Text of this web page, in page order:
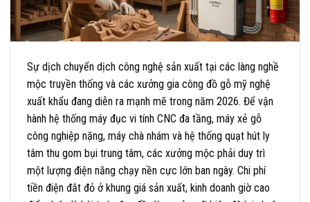
Sự dịch chuyển dịch công nghệ sản xuất tại các làng nghề
mộc truyền thống và các xưởng gia công đồ gỗ mỹ nghệ
xuất khẩu đang diễn ra mạnh mẽ trong năm 2026. Để vận
hành hệ thống máy đục vi tính CNC đa tầng, máy xẻ gỗ
công nghiệp nặng, máy chà nhám và hệ thống quạt hút ly
tâm thu gom bụi trung tâm, các xưởng mộc phải duy trì
một lượng điện năng chạy nền cực lớn ban ngày. Chi phí
tiền điện đắt đỏ ở khung giá sản xuất, kinh doanh giờ cao